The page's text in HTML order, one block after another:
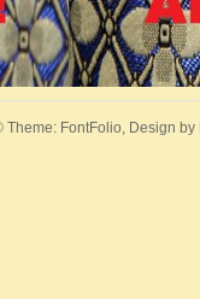
Theme: FontFolio, Design by